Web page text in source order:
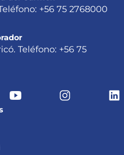
+56 75 2768000
Teléfono: +56 75